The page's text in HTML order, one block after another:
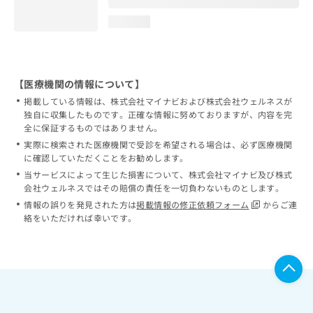
【医療機関の情報について】
掲載している情報は、株式会社マイナビおよび株式会社ウェルネスが
独自に収集したものです。正確な情報に努めておりますが、内容を完
全に保証するものではありません。
実際に検索された医療機関で受診を希望される場合は、必ず医療機関
に確認していただくことをお勧めします。
当サービスによって生じた損害について、株式会社マイナビ及び株式
会社ウェルネスではその賠償の責任を一切負わないものとします。
情報の誤りを発見された方は掲載情報の修正依頼フォーム
からご連
絡をいただければ幸いです。